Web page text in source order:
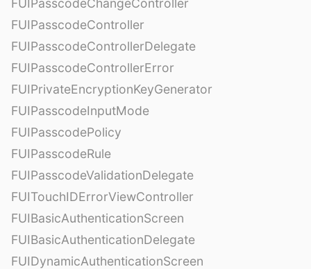
FUIPasscodeController
FUIPasscodeControllerDelegate
FUIPasscodeControllerError
FUIPrivateEncryptionKeyGenerator
FUIPasscodeInputMode
FUIPasscodePolicy
FUIPasscodeRule
FUIPasscodeValidationDelegate
FUITouchIDErrorViewController
FUIBasicAuthenticationScreen
FUIBasicAuthenticationDelegate
FUIDynamicAuthenticationScreen